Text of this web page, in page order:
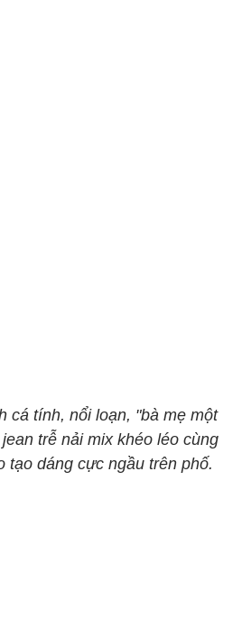
cá tính, nổi loạn, "bà mẹ một
trễ nải mix khéo léo cùng
tạo dáng cực ngầu trên phố.